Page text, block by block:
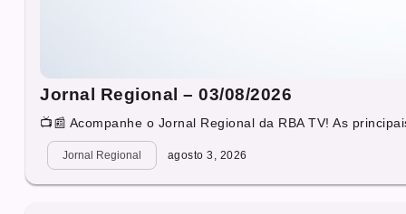
Jornal Regional – 03/08/2026
📺📰 Acompanhe o Jornal Regional da RBA TV! As
Jornal Regional agosto 3, 2026